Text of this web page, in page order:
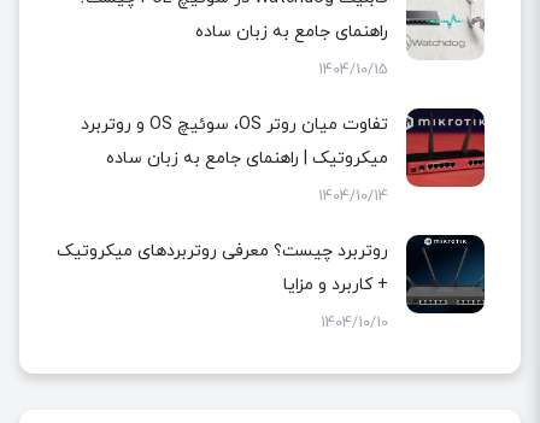
راهنمای جامع به زبان ساده
1404/10/15
تفاوت میان روتر OS، سوئیچ OS و روتربرد
میکروتیک | راهنمای جامع به زبان ساده
1404/10/14
روتربرد چیست؟ معرفی روتربردهای میکروتیک
+ کاربرد و مزایا
1404/10/10